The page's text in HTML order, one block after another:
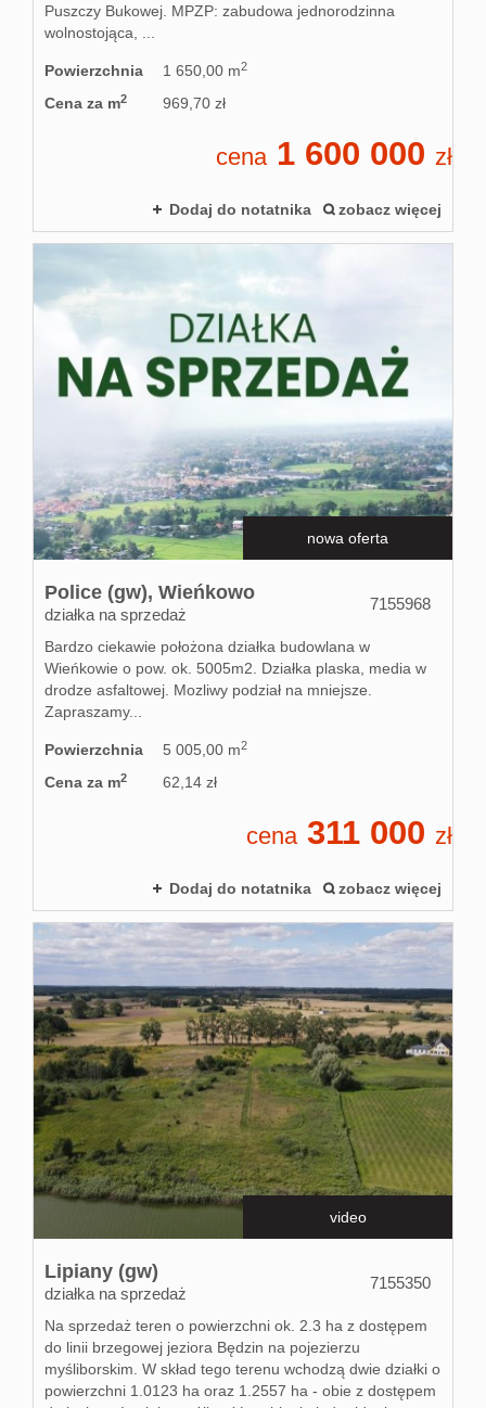
Puszczy Bukowej. MPZP: zabudowa jednorodzinna
wolnostojąca, ...
Powierzchnia 1 650,00 m2
Cena za m2 969,70 zł
cena1 600 000 zł
Dodaj do notatnika zobacz więcej
nowa oferta
Police (gw), Wieńkowo
działka na sprzedaż
7155968
Bardzo ciekawie położona działka budowlana w
Wieńkowie o pow. ok. 5005m2. Działka plaska, media w
drodze asfaltowej. Mozliwy podział na mniejsze.
Zapraszamy...
Powierzchnia 5 005,00 m2
Cena za m2 62,14 zł
cena311 000 zł
Dodaj do notatnika zobacz więcej
video
Lipiany (gw)
działka na sprzedaż
7155350
Na sprzedaż teren o powierzchni ok. 2.3 ha z dostępem
do linii brzegowej jeziora Będzin na pojezierzu
myśliborskim. W skład tego terenu wchodzą dwie działki o
powierzchni 1.0123 ha oraz 1.2557 ha - obie z dostępem